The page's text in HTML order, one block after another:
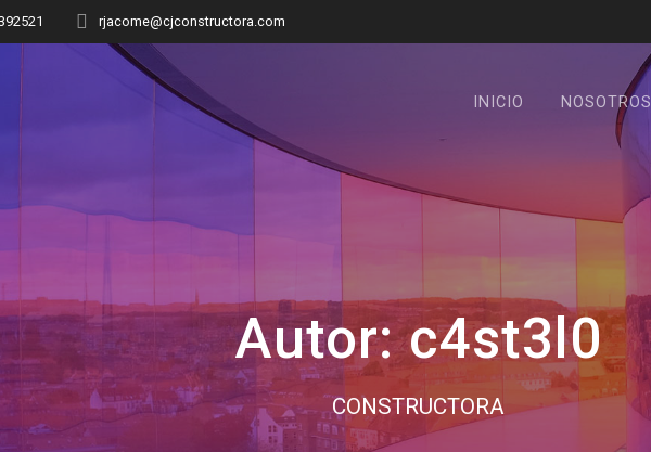
rjacome@cjconstructora.com
INICIO NOSOTROS
Autor:c4st3l0
CONSTRUCTORA